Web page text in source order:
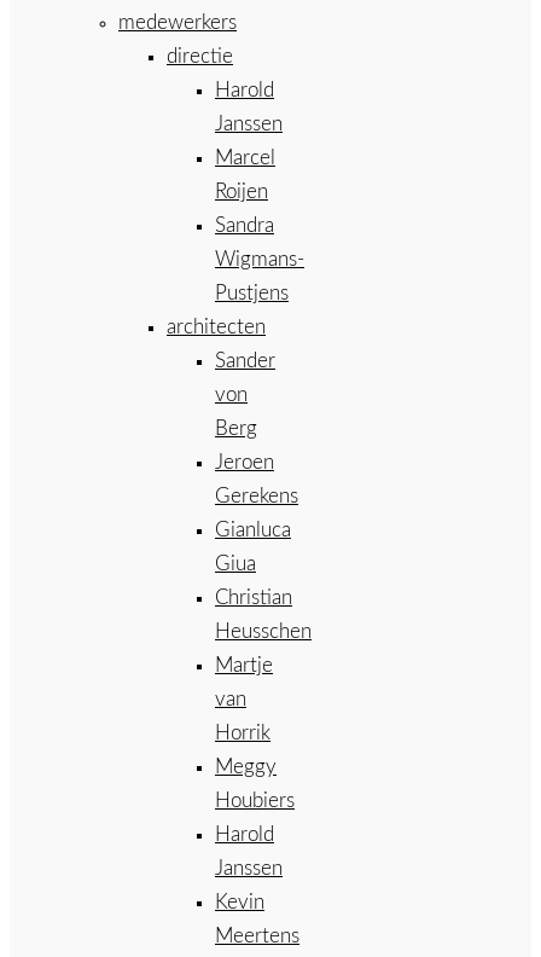
medewerkers
directie
Harold
Janssen
Marcel
Roijen
Sandra
Wigmans-
Pustjens
architecten
Sander
von
Berg
Jeroen
Gerekens
Gianluca
Giua
Christian
Heusschen
Martje
van
Horrik
Meggy
Houbiers
Harold
Janssen
Kevin
Meertens